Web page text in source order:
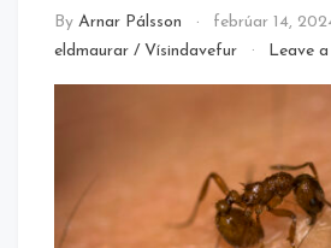
By Arnar Pálsson febrúar 14,
eldmaurar / Vísindavefur Leave